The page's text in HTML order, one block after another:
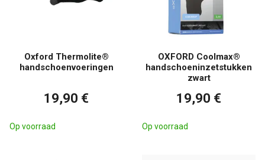
Oxford Thermolite®
handschoenvoeringen
19,90 €
Op voorraad
OXFORD Coolmax®
handschoeninzetstukken
zwart
19,90 €
Op voorraad